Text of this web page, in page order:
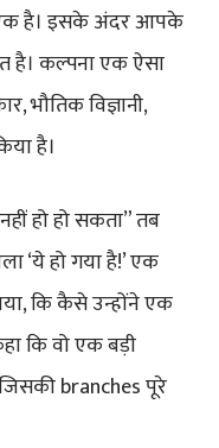
एक है। इसके अंदर आपके
है। कल्पना एक ऐसा
भौतिक विज्ञानी,
है।
हो हो सकता” तब
‘ये हो गया है!’ एक
कि कैसे उन्होंने एक
कि वो एक बड़ी
branches पूरे